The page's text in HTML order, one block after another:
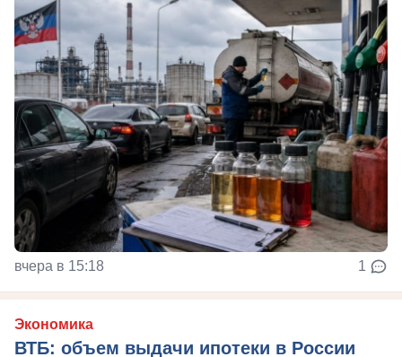
вчера в 15:18 1
Экономика
ВТБ: объем выдачи ипотеки в России